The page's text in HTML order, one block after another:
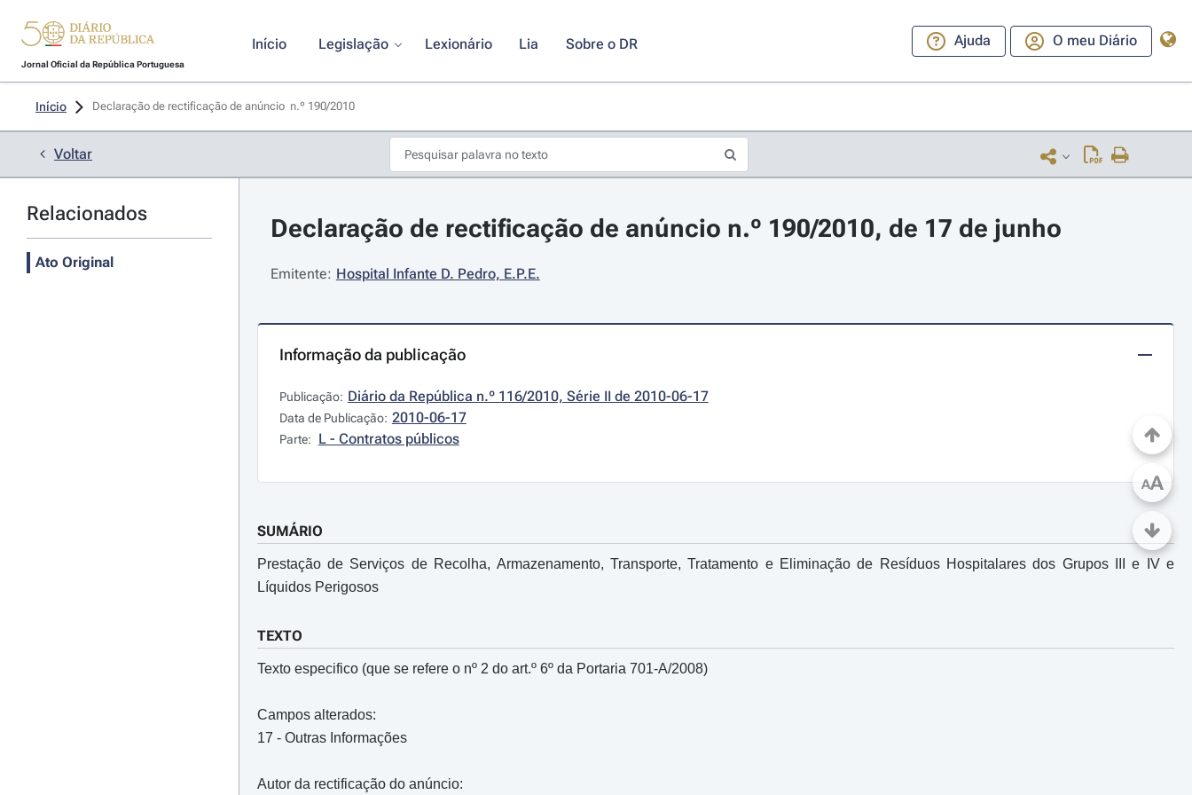
Jornal Oficial da República Portuguesa
Início Legislação Lexionário Lia Sobre o DR Ajuda O meu Diário
Início Declaração de rectificação de anúncio  n.º 190/2010
Voltar
Relacionados
Ato Original
Declaração de rectificação de anúncio n.º 190/2010, de 17 de junho
Emitente: Hospital Infante D. Pedro, E.P.E.
Informação da publicação
Publicação: Diário da República n.º 116/2010, Série II de 2010-06-17
Data de Publicação: 2010-06-17
Parte: L - Contratos públicos
SUMÁRIO
Prestação de Serviços de Recolha, Armazenamento, Transporte, Tratamento e Eliminação de Resíduos Hospitalares dos Grupos III e IV e
Líquidos Perigosos
TEXTO
Texto especifico (que se refere o nº 2 do art.º 6º da Portaria 701-A/2008)
Campos alterados:
17 - Outras Informações
Autor da rectificação do anúncio:
AA